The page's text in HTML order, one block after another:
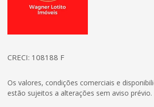
CRECI: 108188 F
Os valores, condições comerciais e
estão sujeitos a alterações sem aviso prévio.